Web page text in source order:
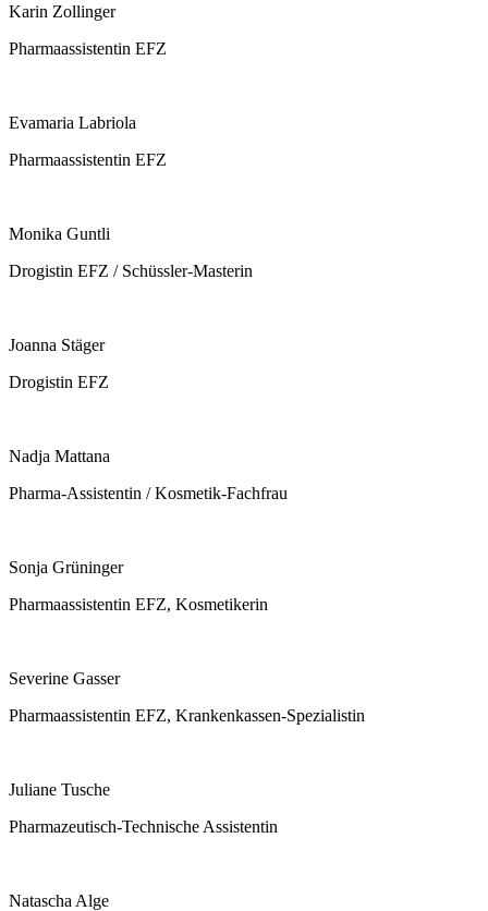
Karin Zollinger
Pharmaassistentin EFZ
Evamaria Labriola
Pharmaassistentin EFZ
Monika Guntli
Drogistin EFZ / Schüssler-Masterin
Joanna Stäger
Drogistin EFZ
Nadja Mattana
Pharma-Assistentin / Kosmetik-Fachfrau
Sonja Grüninger
Pharmaassistentin EFZ, Kosmetikerin
Severine Gasser
Pharmaassistentin EFZ, Krankenkassen-Spezialistin
Juliane Tusche
Pharmazeutisch-Technische Assistentin
Natascha Alge